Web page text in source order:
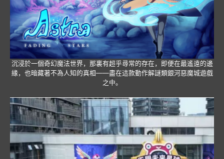
沉浸於一個奇幻魔法世界，那裏有超乎尋常的存在，即便在最遙遠的邊
緣，也暗藏著不為人知的真相——盡在這款動作解謎類銀河惡魔城遊戲
之中。